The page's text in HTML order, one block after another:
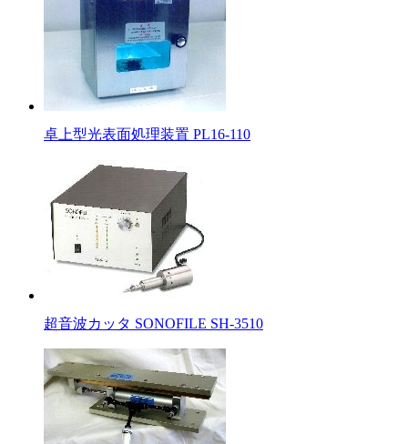
卓上型光表面処理装置 PL16-110
超音波カッタ SONOFILE SH-3510